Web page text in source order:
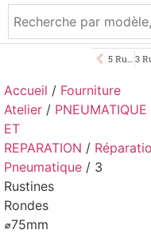
Accueil / Fourniture
Atelier / PNEUMATIQUE
ET
REPARATION /
Pneumatique / 3
Rustines
Rondes
⌀75mm